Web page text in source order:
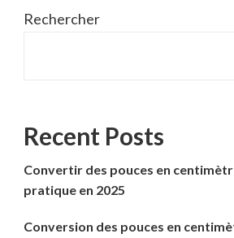
Rechercher
Recent Posts
Convertir des pouces en
pratique en 2025
Conversion des pouces en